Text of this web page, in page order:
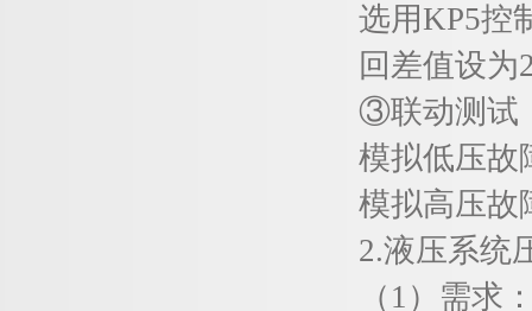
选用KP5控制
回差值设为
③联动测试
模拟低压故
模拟高压故
2.液压系统
（1）需求：